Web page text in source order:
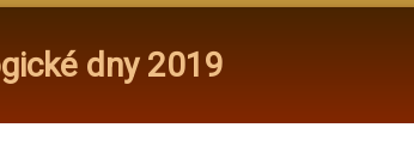
dny 2019